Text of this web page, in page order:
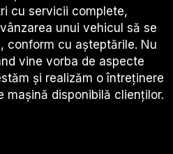
cu servicii complete,
unui vehicul să se
conform cu așteptările. Nu
vine vorba de aspecte
și realizăm o întreținere
mașină disponibilă clienților.